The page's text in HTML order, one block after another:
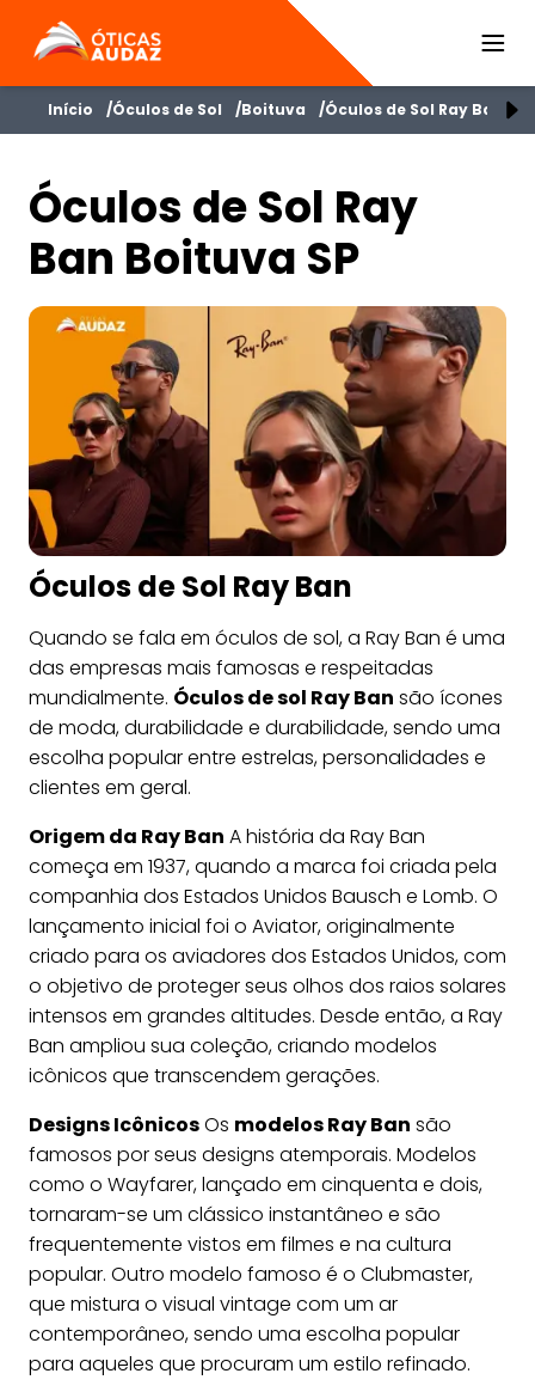
ÓTICAS AUDAZ
Início Óculos de Sol Boituva Óculos de Sol Ray Ban
Óculos de Sol Ray
Ban Boituva SP
Óculos de Sol Ray Ban
Quando se fala em óculos de sol, a Ray Ban é uma
das empresas mais famosas e respeitadas
mundialmente. Óculos de sol Ray Ban são ícones
de moda, durabilidade e durabilidade, sendo uma
escolha popular entre estrelas, personalidades e
clientes em geral.
Origem da Ray Ban A história da Ray Ban
começa em 1937, quando a marca foi criada pela
companhia dos Estados Unidos Bausch e Lomb. O
lançamento inicial foi o Aviator, originalmente
criado para os aviadores dos Estados Unidos, com
o objetivo de proteger seus olhos dos raios solares
intensos em grandes altitudes. Desde então, a Ray
Ban ampliou sua coleção, criando modelos
icônicos que transcendem gerações.
Designs IcônicosOs modelos Ray Ban são
famosos por seus designs atemporais. Modelos
como o Wayfarer, lançado em cinquenta e dois,
tornaram-se um clássico instantâneo e são
frequentemente vistos em filmes e na cultura
popular. Outro modelo famoso é o Clubmaster,
que mistura o visual vintage com um ar
contemporâneo, sendo uma escolha popular
para aqueles que procuram um estilo refinado.